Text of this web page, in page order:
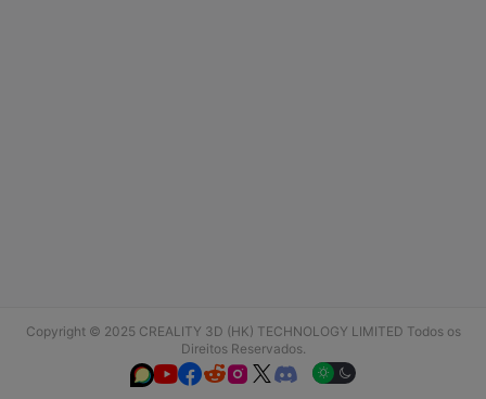
Copyright © 2025 CREALITY 3D (HK) TECHNOLOGY LIMITED Todos os
Direitos Reservados.
  